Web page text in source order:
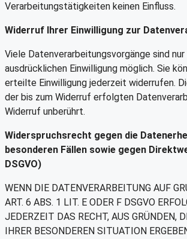
Verarbeitungstätigkeiten keinen Einfluss.
Widerruf Ihrer Einwilligung zur
Viele Datenverarbeitungsvorgänge sind
ausdrücklichen Einwilligung möglich. Sie
erteilte Einwilligung jederzeit widerrufen.
der bis zum Widerruf erfolgten
Widerruf unberührt.
Widerspruchsrecht gegen die
besonderen Fällen sowie gegen
DSGVO)
WENN DIE DATENVERARBEITUNG AUF
ART. 6 ABS. 1 LIT. E ODER F DSGVO
JEDERZEIT DAS RECHT, AUS GRÜNDEN,
IHRER BESONDEREN SITUATION